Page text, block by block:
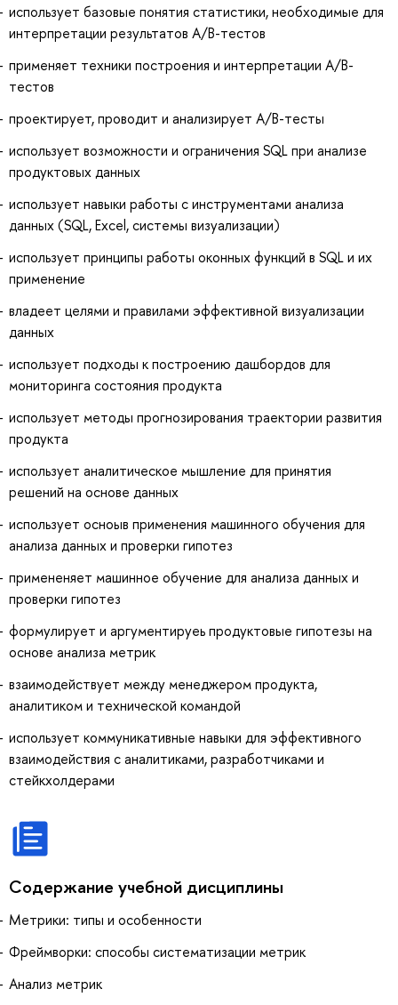
использует базовые понятия статистики, необходимые для
интерпретации результатов A/B-тестов
применяет техники построения и интерпретации A/B-
тестов
проектирует, проводит и анализирует A/B-тесты
использует возможности и ограничения SQL при анализе
продуктовых данных
использует навыки работы с инструментами анализа
данных (SQL, Excel, системы визуализации)
использует принципы работы оконных функций в SQL и их
применение
владеет целями и правилами эффективной визуализации
данных
использует подходы к построению дашбордов для
мониторинга состояния продукта
использует методы прогнозирования траектории развития
продукта
использует аналитическое мышление для принятия
решений на основе данных
использует осноыв применения машинного обучения для
анализа данных и проверки гипотез
примененяет машинное обучение для анализа данных и
проверки гипотез
формулирует и аргументируеь продуктовые гипотезы на
основе анализа метрик
взаимодействует между менеджером продукта,
аналитиком и технической командой
использует коммуникативные навыки для эффективного
взаимодействия с аналитиками, разработчиками и
стейкхолдерами
Содержание учебной дисциплины
Метрики: типы и особенности
Фреймворки: способы систематизации метрик
Анализ метрик